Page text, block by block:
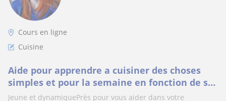
Cours en ligne
Cuisine
Aide pour apprendre a cuisiner des choses
simples et pour la semaine en fonction de se
que vous avez dans le frigo
Jeune et dynamiquePrès pour vous aider dans votre